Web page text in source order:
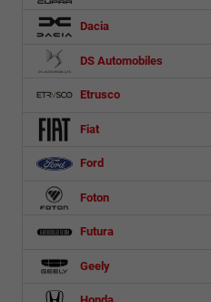
Dacia
DS Automobiles
Etrusco
Fiat
Ford
Foton
Futura
Geely